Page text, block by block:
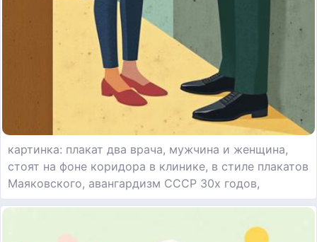
картинка: плакат два врача, мужчина и женщина,
стоят на фоне коридора в клинике, в стиле плакатов
Маяковского, авангардизм СССР 30х годов,